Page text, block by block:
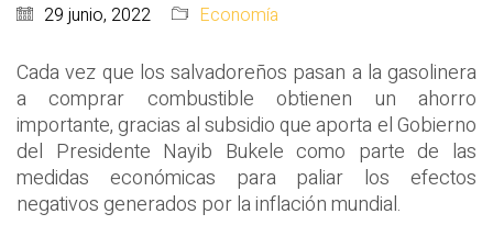
29 junio, 2022 Economía
Cada vez que los salvadoreños pasan a la gasolinera
a comprar combustible obtienen un ahorro
importante, gracias al subsidio que aporta el Gobierno
del Presidente Nayib Bukele como parte de las
medidas económicas para paliar los efectos
negativos generados por la inflación mundial.